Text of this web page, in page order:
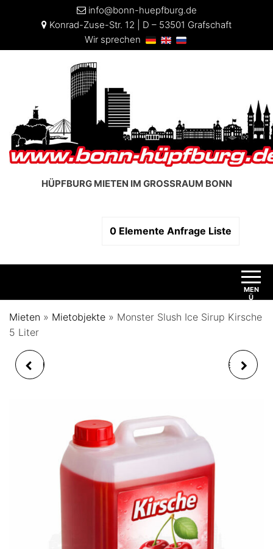
info@bonn-huepfburg.de
Konrad-Zuse-Str. 12 | D – 53501 Grafschaft
Wir sprechen
HÜPFBURG MIETEN IM GROSSRAUM BONN
0 Elemente Anfrage Liste
MEN
Ü
Mieten » Mietobjekte » Monster Slush Ice Sirup Kirsche
5 Liter
MONSTER SLUSH ICE
LITER
MONSTER SLUSH ICE
LITER